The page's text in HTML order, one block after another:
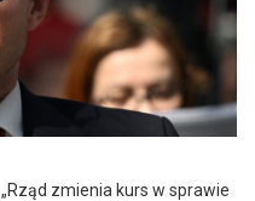
zmienia kurs w sprawie